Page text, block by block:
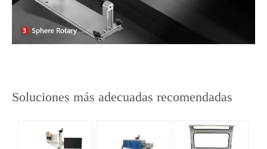
Soluciones más adecuadas recomendadas